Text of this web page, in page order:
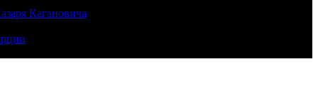
Кагановича